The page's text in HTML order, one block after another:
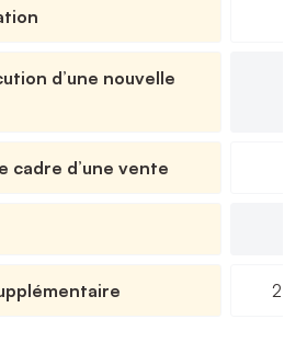
d’une nouvelle
cadre d’une vente